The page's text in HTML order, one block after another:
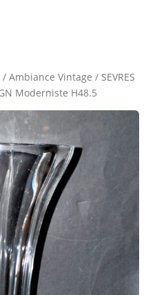
/ Ambiance Vintage / SEVRES
Moderniste H48.5